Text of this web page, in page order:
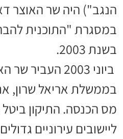
הנגב") היה שר האוצר
במסגרת "התוכנית
בשנת 2003.
ביוני 2003
מס הכנסה. התיקון ביטל
ליישובים עירוניים